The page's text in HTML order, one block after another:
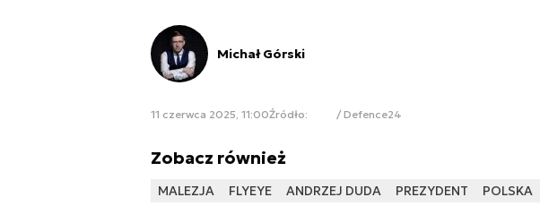
Michał Górski
11 czerwca 2025, 11:00Źródło: / Defence24
Zobacz również
MALEZJA FLYEYE ANDRZEJ DUDA PREZYDENT POLSKA